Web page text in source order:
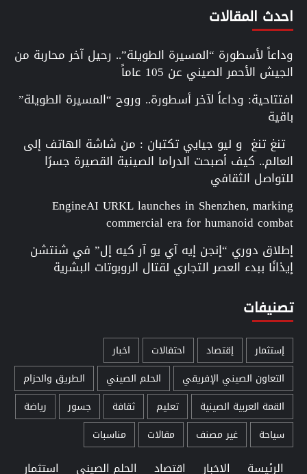
احدث المقالات
وداعاً لأسطورة “المسيرة الطويلة”.. رحيل آخر محاربة من
الجيش الأحمر الصيني عن 105 عاماً
افتتاحية: وداعاً لآخر أسطورة.. وروح “المسيرة الطويلة”
باقية
تنغ تنغ و ليو جيايي تكتبان : من شاشة الهاتف إلى
العالم.. كيف أصبحت الدراما الصينية القصيرة جسرًا
للتواصل الثقافي
EngineAI URKL launches in Shenzhen, marking
commercial era for humanoid combat
إطلاق دوري “إنجن إيه آي يو آر كيه إل” في شنتشن
إيذانًا ببدء العصر التجاري لقتال الروبوتات البشرية
تصنيفات
إستثمار إقتصاد احتفالات
اخبار
التعاون الصيني الإفريقي
الحلم الصيني
الطريق والحزام
القمة العربية الصينية
تعليم ثقافة جسور
رياضة
سياحة
غير مصنف مقالات مناسبات
الرئيسة الاخبار اقتصاد الحلم الصيني استثمار